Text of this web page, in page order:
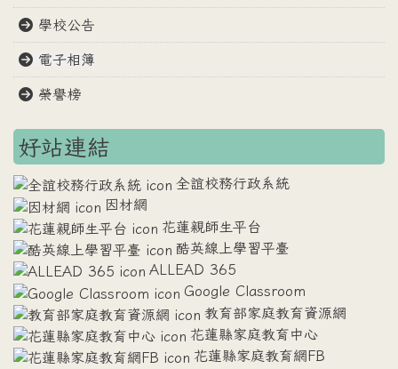
學校公告
電子相簿
榮譽榜
好站連結
全誼校務行政系統
因材網
花蓮親師生平台
酷英線上學習平臺
ALLEAD 365
Google Classroom
教育部家庭教育資源網
花蓮縣家庭教育中心
花蓮縣家庭教育網FB